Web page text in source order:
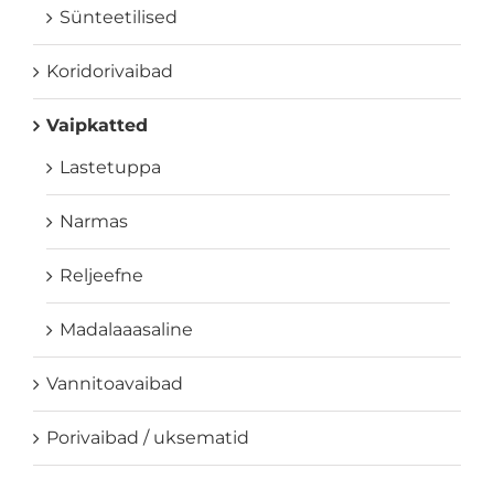
Sünteetilised
Koridorivaibad
Vaipkatted
Lastetuppa
Narmas
Reljeefne
Madalaaasaline
Vannitoavaibad
Porivaibad / uksematid